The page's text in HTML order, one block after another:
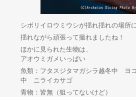
シボリイロウミウシが揺れ揺れの場所
揺れながら頑張って撮れましたね！
ほかに見られた生物は、
アオウミガメいっぱい
魚類：フタスジタマガシラ越冬中 ヨ
中 ニライカサゴ
青物：皆無（狙ってないけど）